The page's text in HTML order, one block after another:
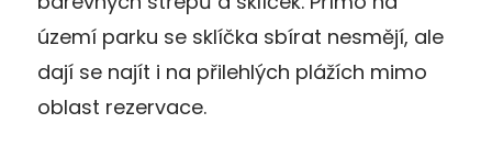
území parku se sklíčka sbírat nesmějí, ale
dají se najít i na přilehlých plážích mimo
oblast rezervace.